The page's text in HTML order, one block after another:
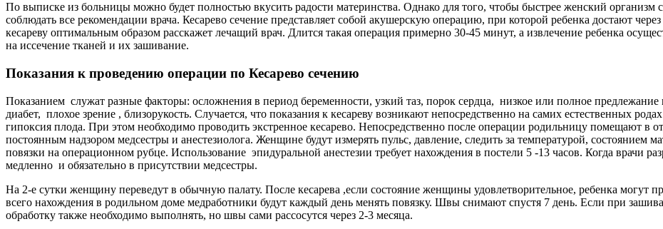
По выписке из больницы можно будет полностью вкусить радости материнства. Однако для того, чтобы быстрее женский организм
соблюдать все рекомендации врача. Кесарево сечение представляет собой акушерскую операцию, при которой ребенка достают
кесареву оптимальным образом расскажет лечащий врач. Длится такая операция примерно 30-45 минут, а извлечение ребенка
на иссечение тканей и их зашивание.
Показания к проведению операции по Кесарево сечению
Показанием служат разные факторы: осложнения в период беременности, узкий таз, порок сердца, низкое или полное
диабет, плохое зрение , близорукость. Случается, что показания к кесареву возникают непосредственно на самих естественных
гипоксия плода. При этом необходимо проводить экстренное кесарево. Непосредственно после операции родильницу помещают в
постоянным надзором медсестры и анестезиолога. Женщине будут измерять пульс, давление, следить за температурой, состоянием
повязки на операционном рубце. Использование эпидуральной анестезии требует нахождения в постели 5 -13 часов. Когда врачи
медленно и обязательно в присутствии медсестры.
На 2-е сутки женщину переведут в обычную палату. После кесарева ,если состояние женщины удовлетворительное, ребенка могут
всего нахождения в родильном доме медработники будут каждый день менять повязку. Швы снимают спустя 7 день. Если при
обработку также необходимо выполнять, но швы сами рассосутся через 2-3 месяца.